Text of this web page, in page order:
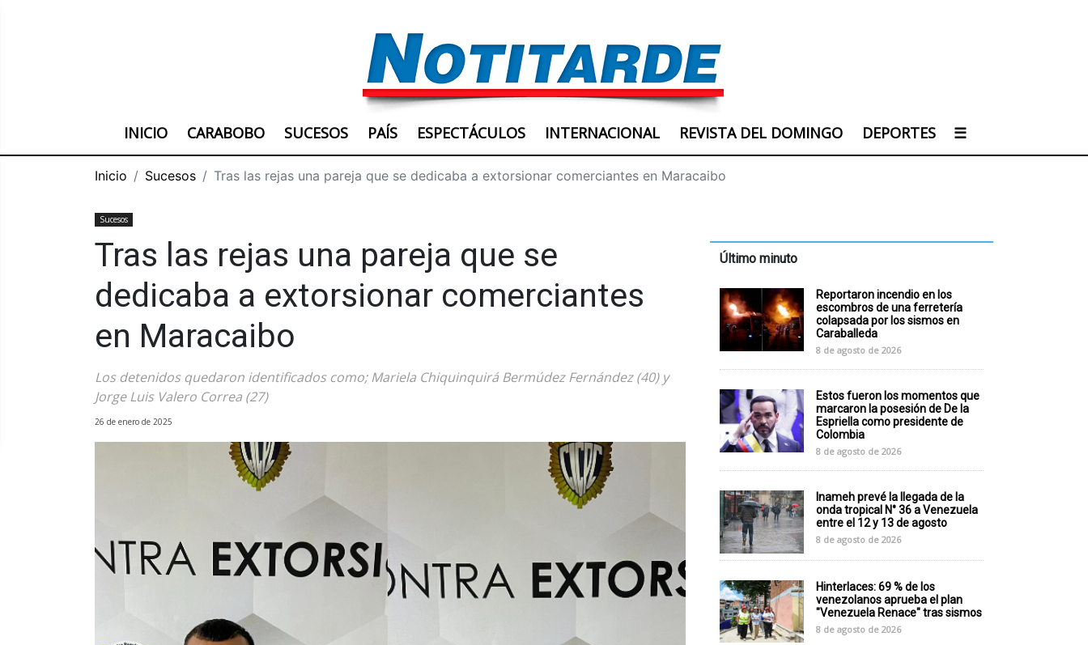
INICIO CARABOBO SUCESOS PAÍS ESPECTÁCULOS INTERNACIONAL REVISTA DEL DOMINGO DEPORTES ☰
Inicio Sucesos Tras las rejas una pareja que se dedicaba a extorsionar comerciantes en Maracaibo
Sucesos
Tras las rejas una pareja que se
dedicaba a extorsionar comerciantes
en Maracaibo
Los detenidos quedaron identificados como; Mariela Chiquinquirá Bermúdez Fernández (40) y
Jorge Luis Valero Correa (27)
26 de enero de 2025
Último minuto
Reportaron incendio en los
escombros de una ferretería
colapsada por los sismos en
Caraballeda
8 de agosto de 2026
Estos fueron los momentos que
marcaron la posesión de De la
Espriella como presidente de
Colombia
8 de agosto de 2026
Inameh prevé la llegada de la
onda tropical N° 36 a Venezuela
entre el 12 y 13 de agosto
8 de agosto de 2026
Hinterlaces: 69 % de los
venezolanos aprueba el plan
"Venezuela Renace" tras sismos
8 de agosto de 2026